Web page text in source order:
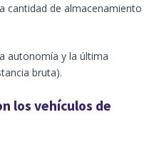
cantidad de almacenamiento
autonomía y la última
bruta).
los vehículos de